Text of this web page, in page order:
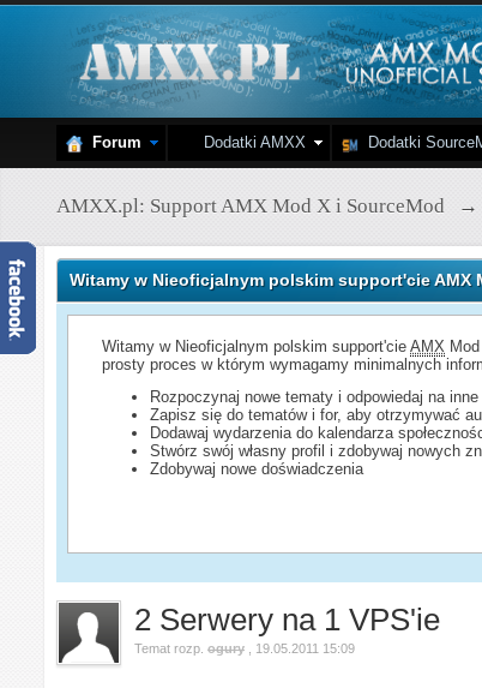
Forum Dodatki AMXX Dodatki
AMXX.pl: Support AMX Mod X i SourceMod →
Witamy w Nieoficjalnym polskim support'cie AMX
Witamy w Nieoficjalnym polskim support'cieAMX
prosty proces w którym wymagamy minimalnych
Rozpoczynaj nowe tematy i odpowiedaj na inne
Zapisz się do tematów i for, aby otrzymywać
Dodawaj wydarzenia do kalendarza
Stwórz swój własny profil i zdobywaj nowych
Zdobywaj nowe doświadczenia
2 Serwery na 1 VPS'ie
Temat rozp.ogury 19.05.2011 15:09